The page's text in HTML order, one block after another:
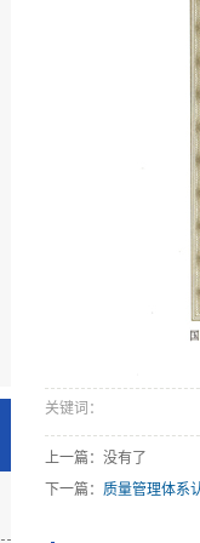
关键词：
上一篇：没有了
下一篇： 质量管理体系